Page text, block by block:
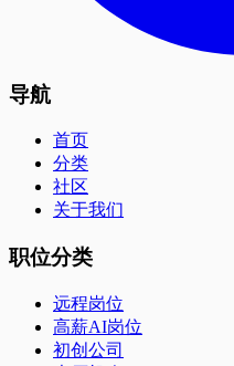
导航
首页
分类
社区
关于我们
职位分类
远程岗位
高薪AI岗位
初创公司